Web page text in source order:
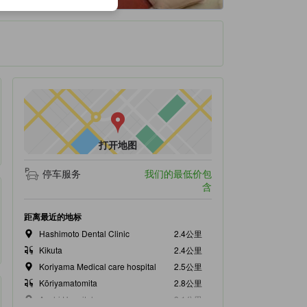
打开地图
停车服务
我们的最低价包
含
距离最近的地标
Hashimoto Dental Clinic
2.4公里
Kikuta
2.4公里
Koriyama Medical care hospital
2.5公里
Kōriyamatomita
2.8公里
Asahi Hospital
3.1公里